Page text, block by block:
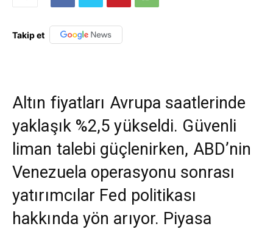
Takip et
Altın fiyatları Avrupa saatlerinde
yaklaşık %2,5 yükseldi. Güvenli
liman talebi güçlenirken, ABD’nin
Venezuela operasyonu sonrası
yatırımcılar Fed politikası
hakkında yön arıyor. Piyasa